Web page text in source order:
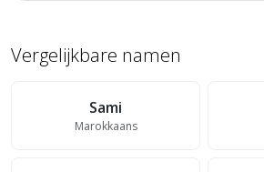
Vergelijkbare namen
Sami
Marokkaans